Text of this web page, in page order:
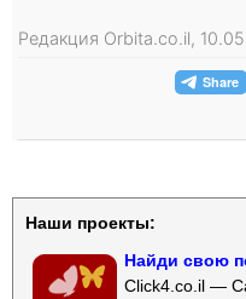
Редакция Orbita.co.il,
Наши проекты:
Найди свою
Click4.co.il —